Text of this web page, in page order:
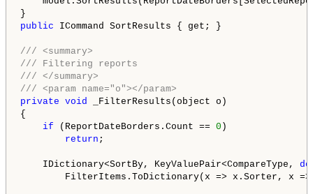
public ICommand SortResults { get; }
/// <summary>
/// Filtering reports
/// </summary>
/// <param name="o"></param>
private void
_FilterResults(object o)
{
if (ReportDateBorders.Count == 0 )
return ;
IDictionary<SortBy, KeyValuePair<CompareType,
FilterItems.ToDictionary(x => x.Sorter, x